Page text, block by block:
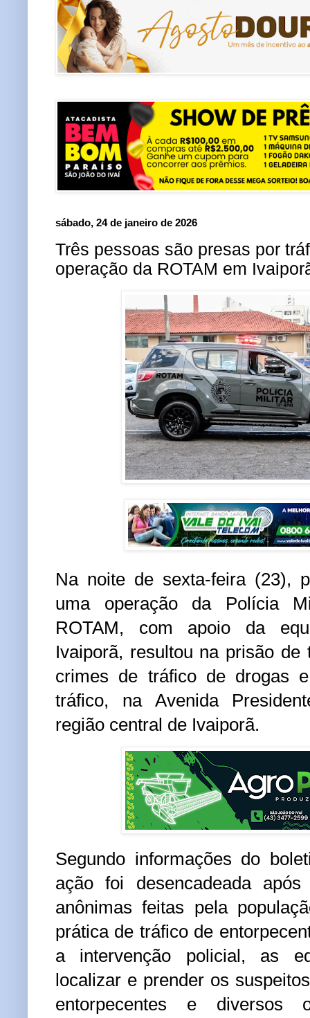
sábado, 24 de janeiro de 2026
Três pessoas são presas por
operação da ROTAM em
Na noite de sexta-feira (23),
uma operação da Polícia
ROTAM, com apoio da
Ivaiporã, resultou na prisão de
crimes de tráfico de drogas
tráfico, na Avenida
região central de Ivaiporã.
Segundo informações do
ação foi desencadeada após
anônimas feitas pela
prática de tráfico de
a intervenção policial, as
localizar e prender os suspeitos
entorpecentes e diversos